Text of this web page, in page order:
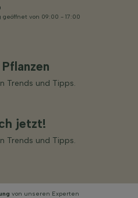
von 09:00 - 17:00
Trends und Tipps.
jetzt!
Trends und Tipps.